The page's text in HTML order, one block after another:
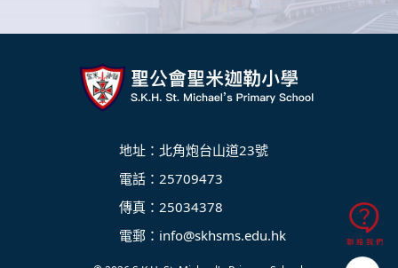
地址：北角炮台山道23號
電話：25709473
傳真：25034378
電郵： info@skhsms.edu.hk